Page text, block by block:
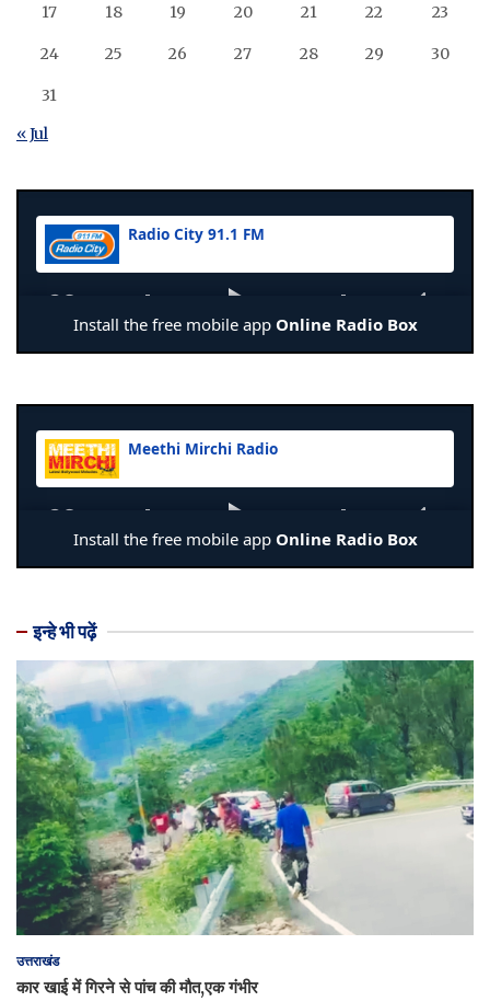
17 18 19 20 21 22 23
24 25 26 27 28 29 30
31
« Jul
इन्हे भी पढ़ें
उत्तराखंड
कार खाई में गिरने से पांच की मौत,एक गंभीर